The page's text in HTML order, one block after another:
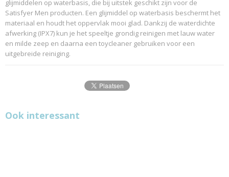
glijmiddelen op waterbasis, die bij uitstek geschikt zijn voor de
Satisfyer Men producten. Een glijmiddel op waterbasis beschermt het
materiaal en houdt het oppervlak mooi glad. Dankzij de waterdichte
afwerking (IPX7) kun je het speeltje grondig reinigen met lauw water
en milde zeep en daarna een toycleaner gebruiken voor een
uitgebreide reiniging.
Ook interessant